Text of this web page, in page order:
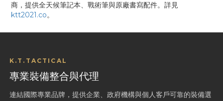
商，提供全天候筆記本、戰術筆與原廠書寫配件。詳見
ktt2021.co。
K.T.TACTICAL
專業裝備整合與代理
連結國際專業品牌，提供企業、政府機構與個人客戶可靠的裝備選